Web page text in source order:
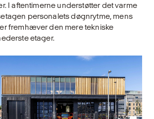
I aftentimerne understøtter det varme
personalets døgnrytme, mens
fremhæver den mere tekni­ske
etager.